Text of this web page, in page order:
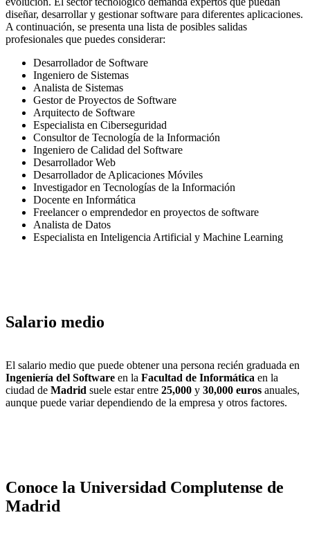
diseñar, desarrollar y gestionar software para diferentes aplicaciones.
A continuación, se presenta una lista de posibles salidas
profesionales que puedes considerar:
Desarrollador de Software
Ingeniero de Sistemas
Analista de Sistemas
Gestor de Proyectos de Software
Arquitecto de Software
Especialista en Ciberseguridad
Consultor de Tecnología de la Información
Ingeniero de Calidad del Software
Desarrollador Web
Desarrollador de Aplicaciones Móviles
Investigador en Tecnologías de la Información
Docente en Informática
Freelancer o emprendedor en proyectos de software
Analista de Datos
Especialista en Inteligencia Artificial y Machine Learning
Salario medio
El salario medio que puede obtener una persona recién graduada en
Ingeniería del Software en la Facultad de Informática en la
ciudad de Madrid suele estar entre 25,000 y 30,000 euros anuales,
aunque puede variar dependiendo de la empresa y otros factores.
Conoce la Universidad Complutense de
Madrid